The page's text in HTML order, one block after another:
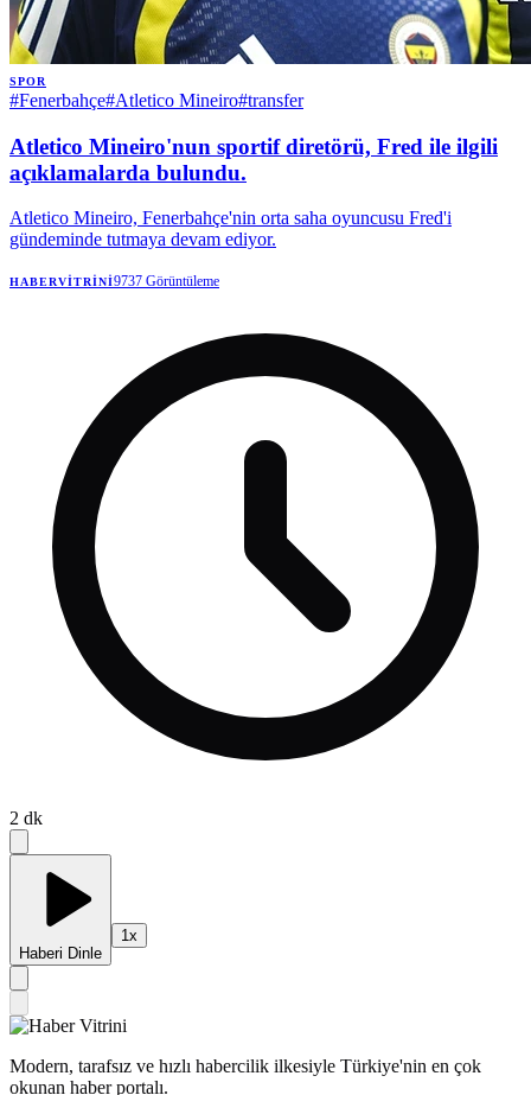
SPOR
#Fenerbahçe#Atletico Mineiro#transfer
Atletico Mineiro'nun sportif diretörü, Fred ile ilgili
açıklamalarda bulundu.
Atletico Mineiro, Fenerbahçe'nin orta saha oyuncusu Fred'i
gündeminde tutmaya devam ediyor.
HABERVITRINI9737 Görüntüleme
2 dk
Haberi Dinle
1x
Modern, tarafsız ve hızlı habercilik ilkesiyle Türkiye'nin en çok
okunan haber portalı.